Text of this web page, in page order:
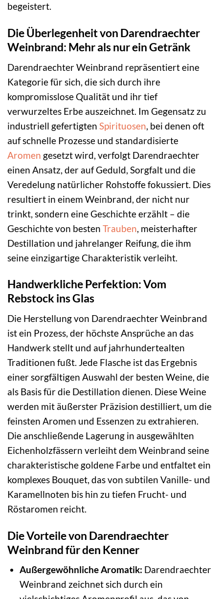
begeistert.
Die Überlegenheit von Darendraechter
Weinbrand: Mehr als nur ein Getränk
Darendraechter Weinbrand repräsentiert eine
Kategorie für sich, die sich durch ihre
kompromisslose Qualität und ihr tief
verwurzeltes Erbe auszeichnet. Im Gegensatz zu
industriell gefertigten Spirituosen , bei denen oft
auf schnelle Prozesse und standardisierte
Aromen gesetzt wird, verfolgt Darendraechter
einen Ansatz, der auf Geduld, Sorgfalt und die
Veredelung natürlicher Rohstoffe fokussiert. Dies
resultiert in einem Weinbrand, der nicht nur
trinkt, sondern eine Geschichte erzählt – die
Geschichte von besten Trauben , meisterhafter
Destillation und jahrelanger Reifung, die ihm
seine einzigartige Charakteristik verleiht.
Handwerkliche Perfektion: Vom
Rebstock ins Glas
Die Herstellung von Darendraechter Weinbrand
ist ein Prozess, der höchste Ansprüche an das
Handwerk stellt und auf jahrhundertealten
Traditionen fußt. Jede Flasche ist das Ergebnis
einer sorgfältigen Auswahl der besten Weine, die
als Basis für die Destillation dienen. Diese Weine
werden mit äußerster Präzision destilliert, um die
feinsten Aromen und Essenzen zu extrahieren.
Die anschließende Lagerung in ausgewählten
Eichenholzfässern verleiht dem Weinbrand seine
charakteristische goldene Farbe und entfaltet ein
komplexes Bouquet, das von subtilen Vanille- und
Karamellnoten bis hin zu tiefen Frucht- und
Röstaromen reicht.
Die Vorteile von Darendraechter
Weinbrand für den Kenner
Außergewöhnliche Aromatik: Darendraechter
Weinbrand zeichnet sich durch ein